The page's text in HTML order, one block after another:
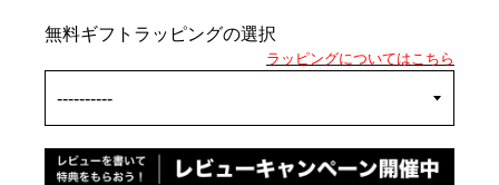
無料ギフトラッピングの選択
ラッピングについてはこちら